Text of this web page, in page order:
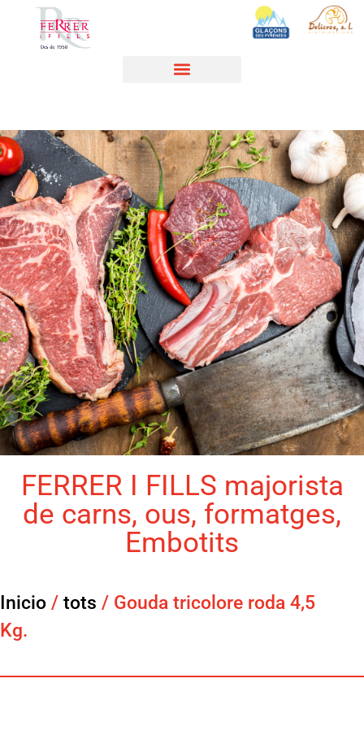
FERRER I FILLS majorista
de carns, ous, formatges,
Embotits
Inicio / tots / Gouda tricolore roda 4,5
Kg.